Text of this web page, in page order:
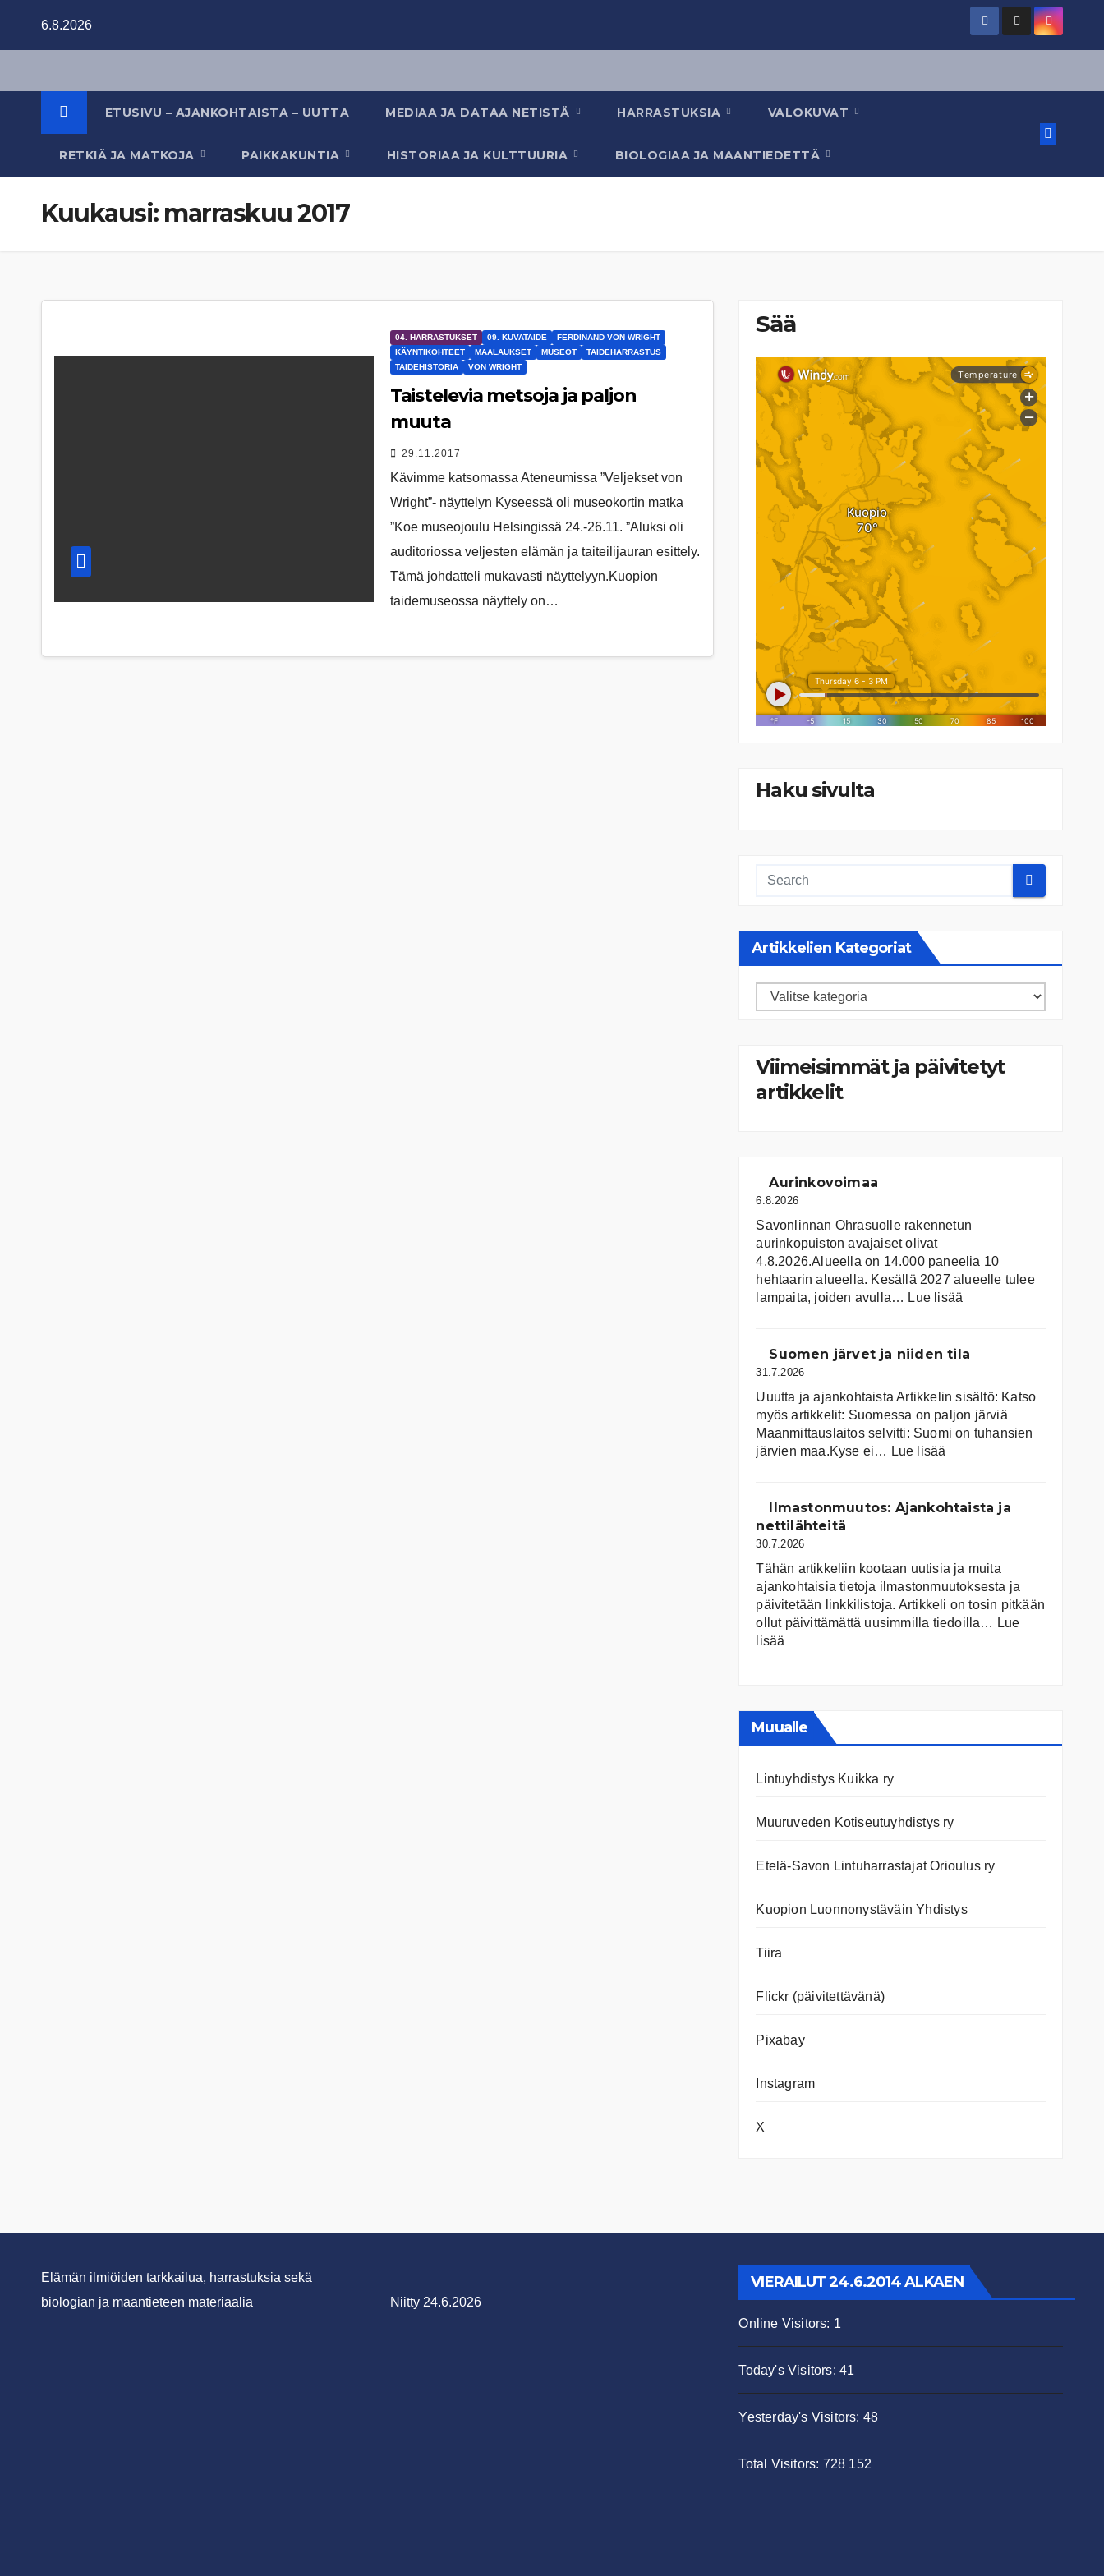
6.8.2026
ETUSIVU – AJANKOHTAISTA – UUTTA MEDIAA JA DATAA NETISTÄ HARRASTUKSIA VALOKUVAT
RETKIÄ JA MATKOJA PAIKKAKUNTIA HISTORIAA JA KULTTUURIA BIOLOGIAA JA MAANTIEDETTÄ
Kuukausi: marraskuu 2017
04. HARRASTUKSET 09. KUVATAIDE
FERDINAND VON WRIGHT
KÄYNTIKOHTEET
MAALAUKSET MUSEOT
TAIDEHARRASTUS
TAIDEHISTORIA
VON WRIGHT
Taistelevia metsoja ja paljon
muuta
29.11.2017
Kävimme katsomassa Ateneumissa ”Veljekset von
Wright”- näyttelyn Kyseessä oli museokortin matka
”Koe museojoulu Helsingissä 24.-26.11. ”Aluksi oli
auditoriossa veljesten elämän ja taiteilijauran esittely.
Tämä johdatteli mukavasti näyttelyyn.Kuopion
taidemuseossa näyttely on…
Sää
Haku sivulta
Artikkelien Kategoriat
Artikkelien
Viimeisimmät ja päivitetyt
artikkelit
Aurinkovoimaa
6.8.2026
Savonlinnan Ohrasuolle rakennetun
aurinkopuiston avajaiset olivat
4.8.2026.Alueella on 14.000 paneelia 10
hehtaarin alueella. Kesällä 2027 alueelle tulee
lampaita, joiden avulla… Lue lisää
Suomen järvet ja niiden tila
31.7.2026
Uuutta ja ajankohtaista Artikkelin sisältö: Katso
myös artikkelit: Suomessa on pal­jon jär­viä
Maanmittauslaitos selvitti: Suomi on tuhansien
järvien maa.Kyse ei… Lue lisää
ja
Ilmastonmuutos: Ajankohtaista ja
nettilähteitä
30.7.2026
Tähän artikkeliin kootaan uutisia ja muita
ajankohtaisia tietoja ilmastonmuutoksesta ja
päivitetään linkkilistoja. Artikkeli on tosin pitkään
ollut päivittämättä uusimmilla tiedoilla… Lue
lisää
nettilähteitä
Muualle
Lintuyhdistys Kuikka ry
Muuruveden Kotiseutuyhdistys ry
Etelä-Savon Lintuharrastajat Orioulus ry
Kuopion Luonnonystäväin Yhdistys
Tiira
Flickr (päivitettävänä)
Pixabay
Instagram
X
Elämän ilmiöiden tarkkailua, harrastuksia sekä
biologian ja maantieteen materiaalia
Niitty 24.6.2026
VIERAILUT 24.6.2014 ALKAEN
Online Visitors: 1
Today's Visitors: 41
Yesterday's Visitors: 48
Total Visitors: 728 152